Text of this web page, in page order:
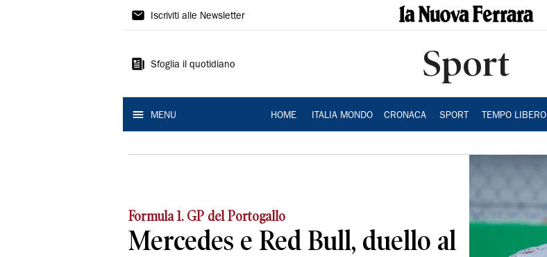
La
Ferrara
Iscriviti alle Newsletter
Sfoglia il quotidiano Sport
MENU HOME ITALIA MONDO CRONACA SPORT TEMPO LIBERO
Formula 1. GP del Portogallo
Mercedes e Red Bull, duello al